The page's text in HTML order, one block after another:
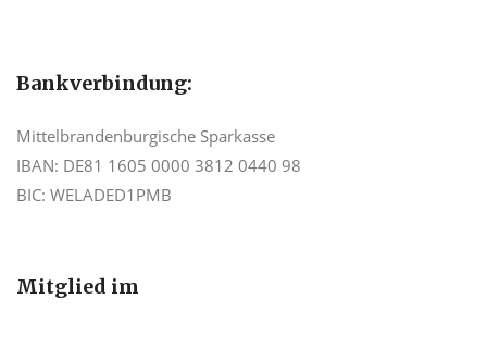
Bankverbindung:
Mittelbrandenburgische Sparkasse
IBAN: DE81 1605 0000 3812 0440 98
BIC: WELADED1PMB
Mitglied im